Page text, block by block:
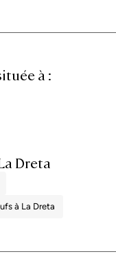
à :
Dreta
à La Dreta